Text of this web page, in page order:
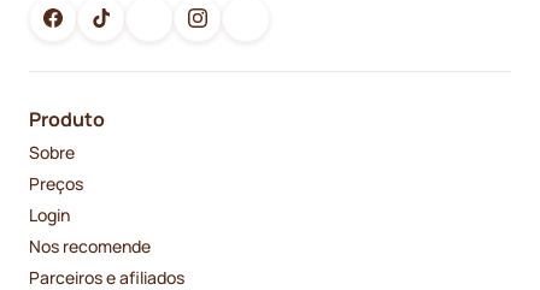
Produto
Sobre
Preços
Login
Nos recomende
Parceiros e afiliados